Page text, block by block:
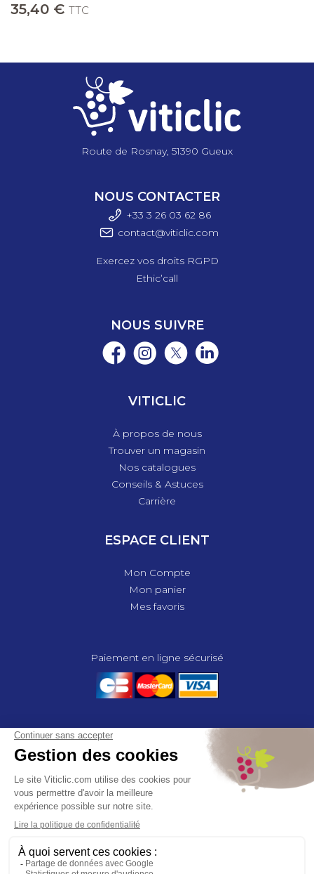
35,40 € TTC
Route de Rosnay, 51390 Gueux
NOUS CONTACTER
+33 3 26 03 62 86
contact@viticlic.com
Exercez vos droits RGPD
Ethic’call
NOUS SUIVRE
VITICLIC
À propos de nous
Trouver un magasin
Nos catalogues
Conseils & Astuces
Carrière
ESPACE CLIENT
Mon Compte
Mon panier
Mes favoris
Paiement en ligne sécurisé
© 2025 - GROUPE COMPAS, TOUS DROITS RÉSERVÉS.
MENTIONS LÉGALES
CGV
POLITIQUE DE CONFIDENTIALITÉ
COMPAS, à travers ses métiers de négociant et distributeur répond aux
horticulteurs, dans le domaine des espaces verts, des collectivités et des
particuliers. Le service développement de COMPAS travaille en
partenariat étroit avec le monde agricole et viticole pour mettre au point,